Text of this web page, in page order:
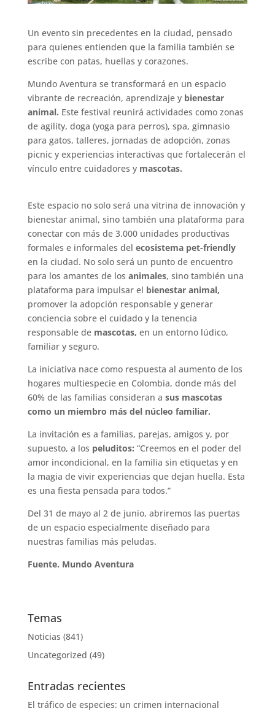
Un evento sin precedentes en la ciudad, pensado
para quienes entienden que la familia también se
escribe con patas, huellas y corazones.
Mundo Aventura se transformará en un espacio
vibrante de recreación, aprendizaje y bienestar
animal. Este festival reunirá actividades como zonas
de agility, doga (yoga para perros), spa, gimnasio
para gatos, talleres, jornadas de adopción, zonas
picnic y experiencias interactivas que fortalecerán el
vínculo entre cuidadores y mascotas.
Este espacio no solo será una vitrina de innovación y
bienestar animal, sino también una plataforma para
conectar con más de 3.000 unidades productivas
formales e informales del ecosistema pet-friendly
en la ciudad. No solo será un punto de encuentro
para los amantes de los animales, sino también una
plataforma para impulsar el bienestar animal,
promover la adopción responsable y generar
conciencia sobre el cuidado y la tenencia
responsable de mascotas, en un entorno lúdico,
familiar y seguro.
La iniciativa nace como respuesta al aumento de los
hogares multiespecie en Colombia, donde más del
60% de las familias consideran a sus mascotas
como un miembro más del núcleo familiar.
La invitación es a familias, parejas, amigos y, por
supuesto, a los peluditos: “Creemos en el poder del
amor incondicional, en la familia sin etiquetas y en
la magia de vivir experiencias que dejan huella. Esta
es una fiesta pensada para todos.”
Del 31 de mayo al 2 de junio, abriremos las puertas
de un espacio especialmente diseñado para
nuestras familias más peludas.
Fuente. Mundo Aventura
Temas
Noticias (841)
Uncategorized (49)
Entradas recientes
El tráfico de especies: un crimen internacional